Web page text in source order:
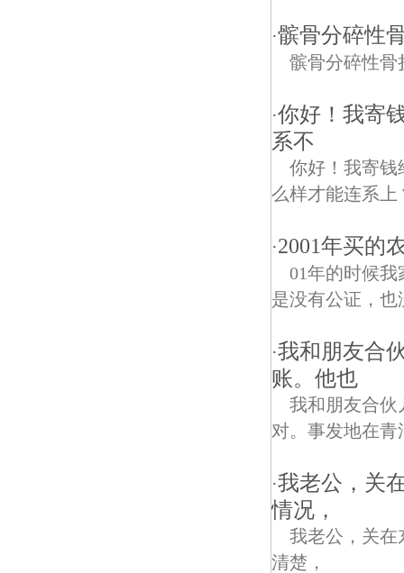
·髌骨分碎性
髌骨分碎性骨
·你好！我寄
系不
你好！我寄钱
么样才能连系上
·2001年买的
01年的时候
是没有公证，
·我和朋友合
账。他也
我和朋友合伙
对。事发地在
·我老公，关
情况，
我老公，关在
清楚，